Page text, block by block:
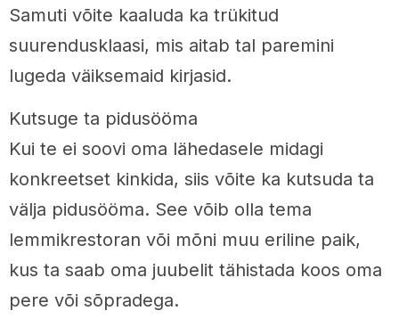
Samuti võite kaaluda ka trükitud
suurendusklaasi, mis aitab tal paremini
lugeda väiksemaid kirjasid.
Kutsuge ta pidusööma
Kui te ei soovi oma lähedasele midagi
konkreetset kinkida, siis võite ka kutsuda ta
välja pidusööma. See võib olla tema
lemmikrestoran või mõni muu eriline paik,
kus ta saab oma juubelit tähistada koos oma
pere või sõpradega.